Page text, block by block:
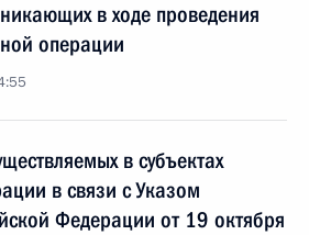
в ходе проведения
операции
в субъектах
в связи с Указом
Федерации от 19 октября